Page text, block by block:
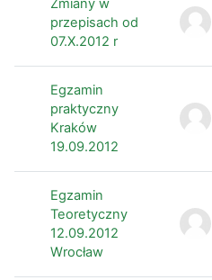
Zmiany w
przepisach od
07.X.2012 r
Egzamin
praktyczny
Kraków
19.09.2012
Egzamin
Teoretyczny
12.09.2012
Wrocław